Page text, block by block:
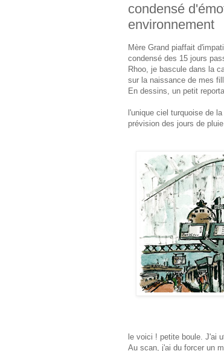
condensé
environnement
Mère Grand piaffait
condensé des 15 jours
Rhoo, je bascule dans la
sur la naissance de mes
En dessins, un petit
l'unique ciel turquoise de
prévision des jours de
le voici ! petite boule. J'ai
Au scan, j'ai du forcer un